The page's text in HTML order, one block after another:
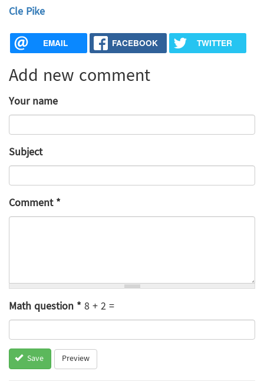
Cle Pike
EMAIL FACEBOOK TWITTER
Add new comment
Your name
Subject
Comment*
Math question*8 + 2 =
Save Preview